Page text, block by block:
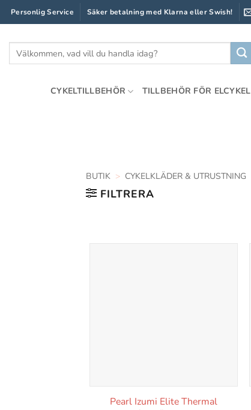
Skip
to
content
Personlig Service Säker betalning med Klarna eller Swish!
Sök
CYKELTILLBEHÖR TILLBEHÖR FÖR ELCYKEL
BUTIK > CYKELKLÄDER & UTRUSTNING
FILTRERA
Pearl Izumi Elite Thermal